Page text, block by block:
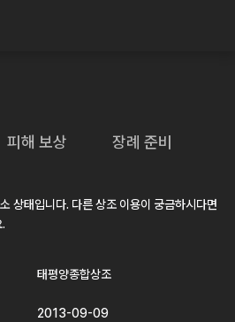
피해 보상 장례 준비
상태입니다. 다른 상조 이용이 궁금하시다면
태평양종합상조
2013-09-09